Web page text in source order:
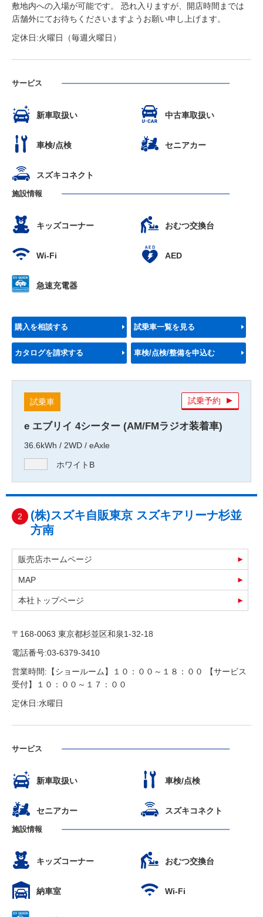
敷地内への入場が可能です。 恐れ入りますが、開店時間までは
店舗外にてお待ちくださいますようお願い申し上げます。
定休日:火曜日（毎週火曜日）
サービス
新車取扱い 中古車取扱い
車検/点検 セニアカー
スズキコネクト
施設情報
キッズコーナー おむつ交換台
Wi-Fi AED
急速充電器
購入を相談する 試乗車一覧を見る
カタログを請求する 車検/点検/整備を申込む
試乗車
e エブリイ 4シーター (AM/FMラジオ装着車)
36.6kWh / 2WD / eAxle
ホワイトB
試乗予約
2
(株)スズキ自販東京 スズキアリーナ杉並
方南
販売店ホームページ
MAP
本社トップページ
〒168-0063 東京都杉並区和泉1-32-18
電話番号:03-6379-3410
営業時間:【ショールーム】１０：００～１８：００ 【サービス
受付】１０：００～１７：００
定休日:水曜日
サービス
新車取扱い 車検/点検
セニアカー スズキコネクト
施設情報
キッズコーナー おむつ交換台
納車室 Wi-Fi